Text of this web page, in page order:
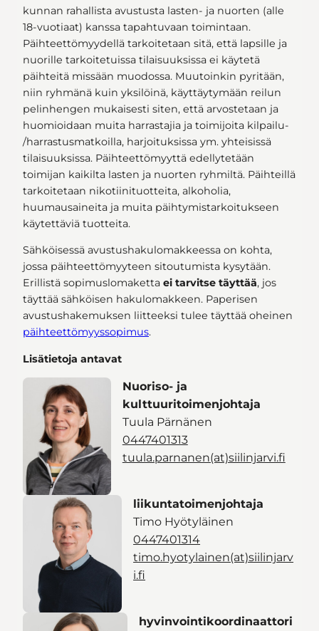
kunnan rahallista avustusta lasten- ja nuorten (alle
18-vuotiaat) kanssa tapahtuvaan toimintaan.
Päihteettömyydellä tarkoitetaan sitä, että lapsille ja
nuorille tarkoitetuissa tilaisuuksissa ei käytetä
päihteitä missään muodossa. Muutoinkin pyritään,
niin ryhmänä kuin yksilöinä, käyttäytymään reilun
pelinhengen mukaisesti siten, että arvostetaan ja
huomioidaan muita harrastajia ja toimijoita kilpailu-
/harrastusmatkoilla, harjoituksissa ym. yhteisissä
tilaisuuksissa. Päihteettömyyttä edellytetään
toimijan kaikilta lasten ja nuorten ryhmiltä. Päihteillä
tarkoitetaan nikotiinituotteita, alkoholia,
huumausaineita ja muita päihtymistarkoitukseen
käytettäviä tuotteita.
Sähköisessä avustushakulomakkeessa on kohta,
jossa päihteettömyyteen sitoutumista kysytään.
Erillistä sopimuslomaketta ei tarvitse täyttää, jos
täyttää sähköisen hakulomakkeen. Paperisen
avustushakemuksen liitteeksi tulee täyttää oheinen
päihteettömyyssopimus.
Lisätietoja antavat
Nuoriso- ja
kulttuuritoimenjohtaja
Tuula Pärnänen
0447401313
tuula.parnanen(at)siilinjarvi.fi
liikuntatoimenjohtaja
Timo Hyötyläinen
0447401314
timo.hyotylainen(at)siilinjarv
i.fi
hyvinvointikoordinaattori